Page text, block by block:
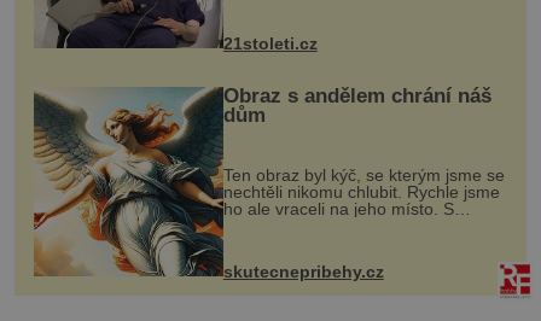
k dostatečně přesnému zacílení ...
21stoleti.cz
Obraz s andělem chrání náš
dům
Ten obraz byl kýč, se kterým jsme se
nechtěli nikomu chlubit. Rychle jsme
ho ale vraceli na jeho místo. S
manželem Vaškem jsme si pořídili
chaloupku, takový domek na severu
Čech, kde jsme si naplánova...
skutecnepribehy.cz